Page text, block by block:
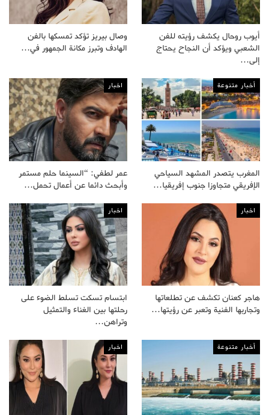
أيوب روحال يكشف رؤيته للفن
الشعبي ويؤكد أن النجاح يحتاج
إلى…
وصال بيريز تؤكد تمسكها بالفن
الهادف وتبرز مكانة الجمهور في…
أخبار متنوعة
المغرب يتصدر المشهد السياحي
الإفريقي متجاوزا جنوب إفريقيا…
اخبار
عمر لطفي: “السينما حلم مستمر
وأبحث دائما عن أعمال تحمل…
اخبار
هاجر كعنان تكشف عن تطلعاتها
وتجاربها الفنية وتعبر عن رؤيتها…
اخبار
ابتسام تسكت تسلط الضوء على
رحلتها بين الغناء والتمثيل
وتراهن…
أخبار متنوعة اخبار